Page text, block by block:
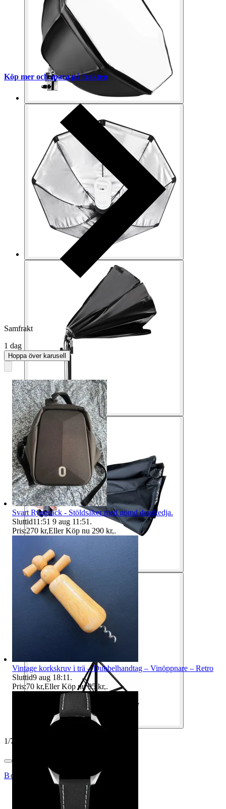
1/7
BosseJ
Köp mer och spara på frakten
Samfrakt
1 dag
Hoppa över karusell
Svart Ryggsäck - Stöldsäker med gömd dragkedja.
Sluttid11:51 9 aug 11:51 .
Pris:270 kr,Eller Köp nu 290 kr,.
Vintage korkskruv i trä – Dubbelhandtag – Vinöppnare – Retro
Sluttid9 aug 18:11 .
Pris:70 kr,Eller Köp nu 95 kr,.